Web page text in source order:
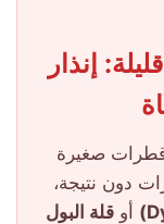
إنذار
قطرات صغيرة
دون نتيجة،
أوقلة البول